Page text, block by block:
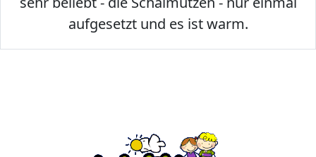
aufgesetzt und es ist warm.